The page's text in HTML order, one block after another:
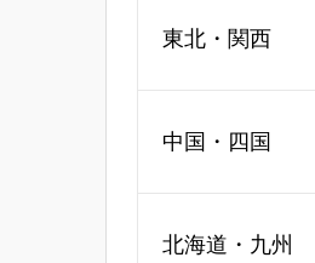
東北・関西
中国・四国
北海道・九州